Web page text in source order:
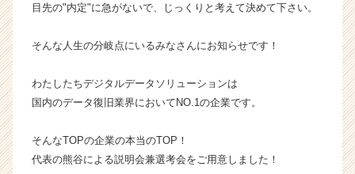
届
就
ト
ア
キ
目先の"内定"に急がないで、じっくりと考えて決めて下さい。
そんな人生の分岐点にいるみなさんにお知らせです！
わたしたちデジタルデータソリューションは
国内のデータ復旧業界においてNO.1の企業です。
そんなTOPの企業の本当のTOP！
代表の熊谷による説明会兼選考会をご用意しました！